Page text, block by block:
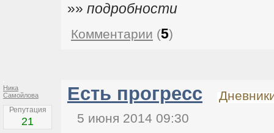
»» подробности
Комментарии (5)
Ника
Самойлова
Репутация
21
Есть прогресс
5 июня 2014 09:30